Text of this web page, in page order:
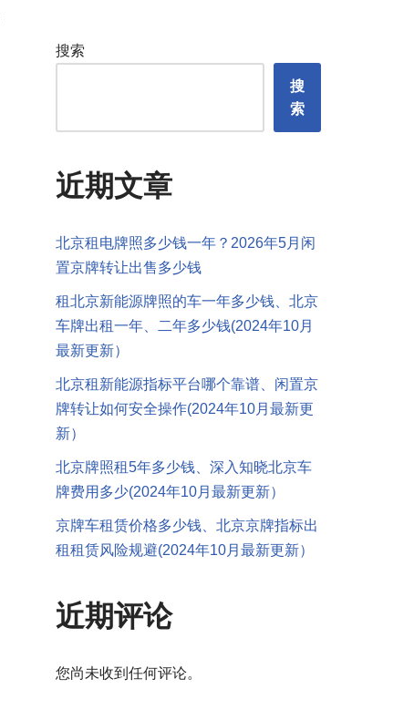
搜索
搜
索
近期文章
北京租电牌照多少钱一年？2026年5月闲
置京牌转让出售多少钱
租北京新能源牌照的车一年多少钱、北京
车牌出租一年、二年多少钱(2024年10月
最新更新）
北京租新能源指标平台哪个靠谱、闲置京
牌转让如何安全操作(2024年10月最新更
新）
北京牌照租5年多少钱、深入知晓北京车
牌费用多少(2024年10月最新更新）
京牌车租赁价格多少钱、北京京牌指标出
租租赁风险规避(2024年10月最新更新）
近期评论
您尚未收到任何评论。